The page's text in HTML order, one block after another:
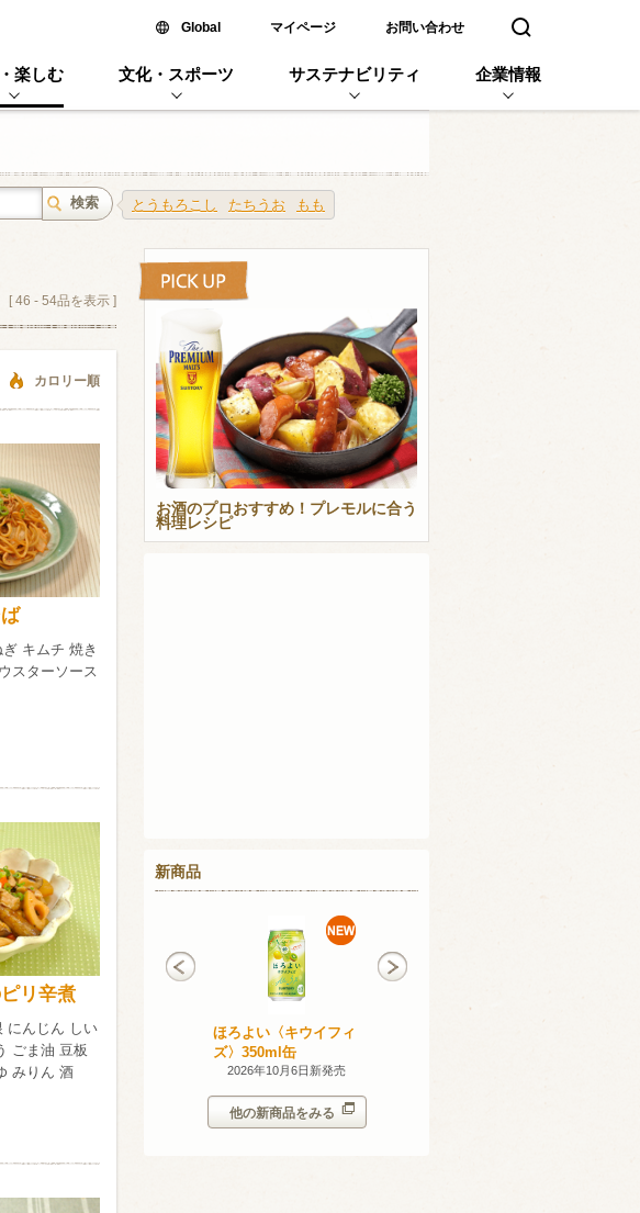
Global新しいウィンドウで開く
マイページ お問い合わせ 検索窓を開く
楽しむ 文化・スポーツ サステナビリティ 企業情報
とうもろこし たちうお もも
スイーツ
きのこ
焼酎
[46 - 54品を表示 ]
カロリー順
キムチ 焼き
スターソース
リ辛煮
にんじん しい
ごま油 豆板
みりん 酒
お酒のプロおすすめ！プレモルに合う
料理レシピ
新商品
ほろよい〈キウイフィ
ズ〉350ml缶
2026年10月6日新発売
信州富士見町産 甲州
ブリュット 2023
750ml瓶
他の新商品をみる